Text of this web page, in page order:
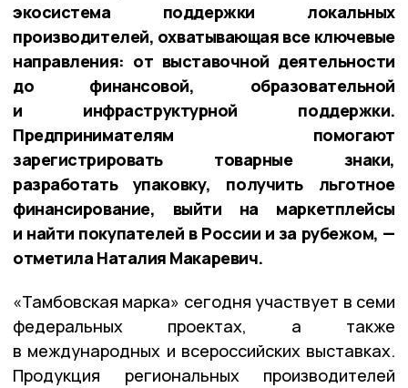
экосистема поддержки локальных
производителей, охватывающая все ключевые
направления: от выставочной деятельности
до финансовой, образовательной
и инфраструктурной поддержки.
Предпринимателям помогают
зарегистрировать товарные знаки,
разработать упаковку, получить льготное
финансирование, выйти на маркетплейсы
и найти покупателей в России и за рубежом, —
отметила Наталия Макаревич.
«Тамбовская марка» сегодня участвует в семи
федеральных проектах, а также
в международных и всероссийских выставках.
Продукция региональных производителей